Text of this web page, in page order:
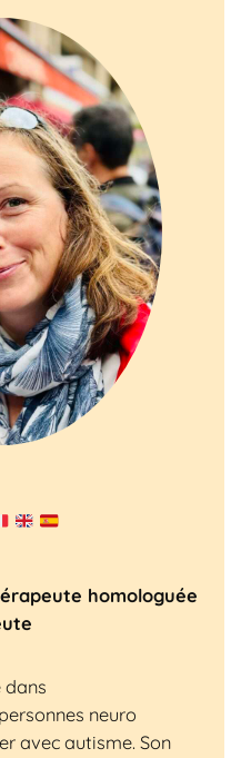
homologuée
dans
neuro
avec autisme. Son